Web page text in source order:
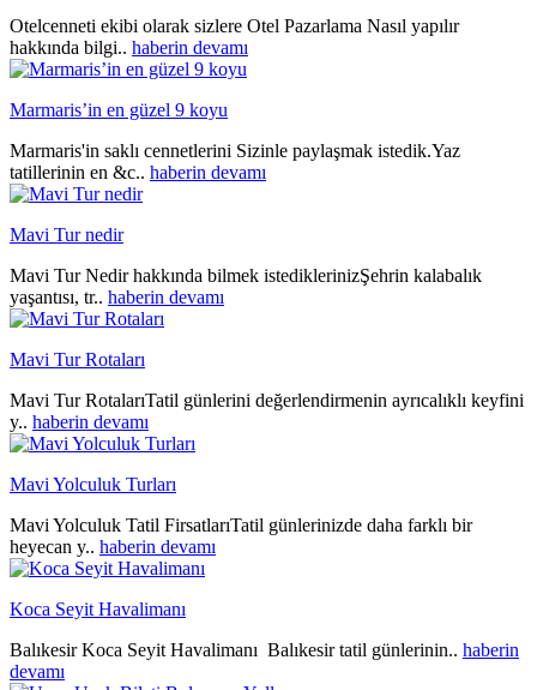
Otelcenneti ekibi olarak sizlere Otel Pazarlama Nasıl yapılır
hakkında bilgi.. haberin devamı
Marmaris’in en güzel 9 koyu
Marmaris'in saklı cennetlerini Sizinle paylaşmak istedik.Yaz
tatillerinin en &c.. haberin devamı
Mavi Tur nedir
Mavi Tur Nedir hakkında bilmek istediklerinizŞehrin kalabalık
yaşantısı, tr.. haberin devamı
Mavi Tur Rotaları
Mavi Tur RotalarıTatil günlerini değerlendirmenin ayrıcalıklı keyfini
y.. haberin devamı
Mavi Yolculuk Turları
Mavi Yolculuk Tatil FirsatlarıTatil günlerinizde daha farklı bir
heyecan y.. haberin devamı
Koca Seyit Havalimanı
Balıkesir Koca Seyit Havalimanı Balıkesir tatil günlerinin.. haberin
devamı